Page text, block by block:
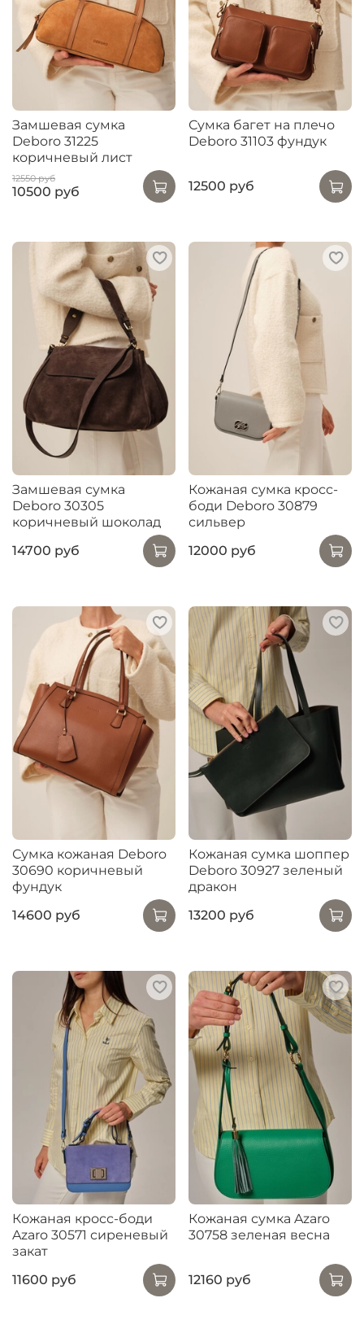
Замшевая сумка
Deboro 31225
коричневый лист
12550 руб
10500 руб
Сумка багет на плечо
Deboro 31103 фундук
12500 руб
Замшевая сумка
Deboro 30305
коричневый шоколад
14700 руб
Кожаная сумка кросс-
боди Deboro 30879
сильвер
12000 руб
Сумка кожаная Deboro
30690 коричневый
фундук
14600 руб
Кожаная сумка шоппер
Deboro 30927 зеленый
дракон
13200 руб
Кожаная кросс-боди
Azaro 30571 сиреневый
закат
11600 руб
Кожаная сумка Azaro
30758 зеленая весна
12160 руб